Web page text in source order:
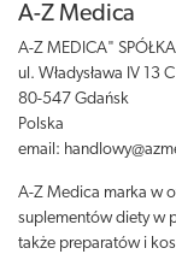
A-Z Medica
A-Z MEDICA"
ul. Władysława IV 13 C
80-547 Gdańsk
Polska
email:
A-Z Medica marka w
suplementów diety w
także preparatów i